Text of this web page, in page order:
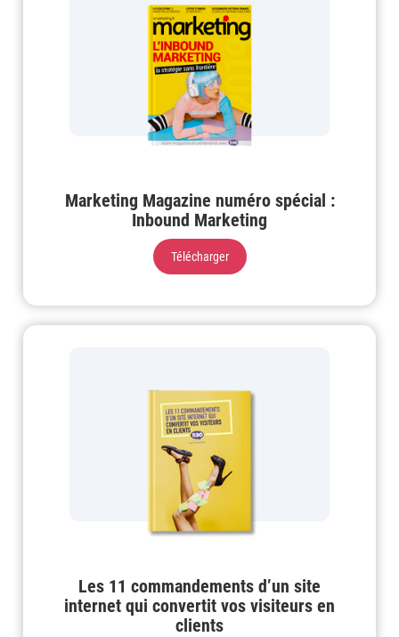
Marketing Magazine numéro spécial :
Inbound Marketing
Télécharger
Les 11 commandements d’un site
internet qui convertit vos visiteurs en
clients